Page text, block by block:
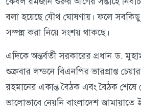
বলা হয়েছে যৌথ ঘোষণায়। ফলে
সম্পন্ন করা নিয়ে সংশয় থাকছে।
এদিকে অন্তর্বর্তী সরকারের প্রধান ড.
শুক্রবার লন্ডনে বিএনপির ভারপ্রাপ্ত
রহমানের একান্ত বৈঠক এবং বৈঠক
ভালোভাবে নেয়নি বাংলাদেশ